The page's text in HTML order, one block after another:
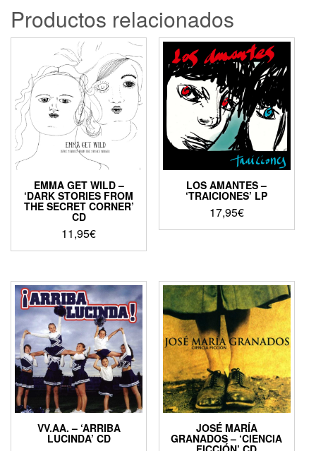
Productos relacionados
EMMA GET WILD –
‘DARK STORIES FROM
THE SECRET CORNER’
CD
11,95€
LOS AMANTES –
‘TRAICIONES’ LP
17,95€
VV.AA. – ‘ARRIBA
LUCINDA’ CD
JOSÉ MARÍA
GRANADOS – ‘CIENCIA